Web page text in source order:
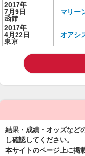
2017年
7月9日
函館
マリー
2017年
4月22日
東京
オアシ
結果・成績・オッズなど
し確認してください。
本サイトのページ上に掲